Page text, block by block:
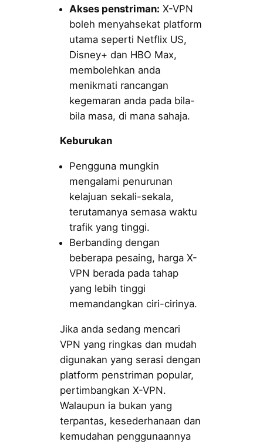
Akses penstriman: X-VPN
boleh menyahsekat platform
utama seperti Netflix US,
Disney+ dan HBO Max,
membolehkan anda
menikmati rancangan
kegemaran anda pada bila-
bila masa, di mana sahaja.
Keburukan
Pengguna mungkin
mengalami penurunan
kelajuan sekali-sekala,
terutamanya semasa waktu
trafik yang tinggi.
Berbanding dengan
beberapa pesaing, harga X-
VPN berada pada tahap
yang lebih tinggi
memandangkan ciri-cirinya.
Jika anda sedang mencari
VPN yang ringkas dan mudah
digunakan yang serasi dengan
platform penstriman popular,
pertimbangkan X-VPN.
Walaupun ia bukan yang
terpantas, kesederhanaan dan
kemudahan penggunaannya